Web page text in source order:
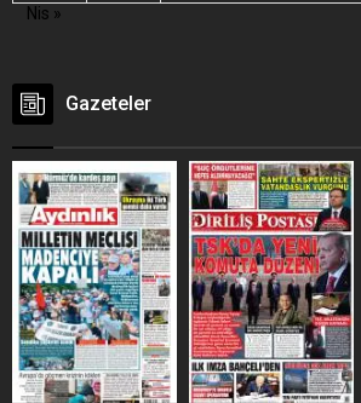
Nis »
Gazeteler